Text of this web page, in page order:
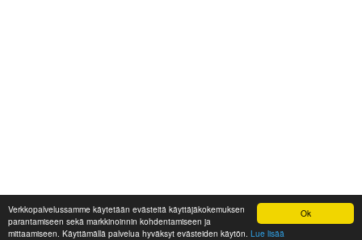
Ok
Verkkopalvelussamme käytetään evästeitä käyttäjäkokemuksen
parantamiseen sekä markkinoinnin kohdentamiseen ja
mittaamiseen. Käyttämällä palvelua hyväksyt evästeiden käytön. Lue lisää